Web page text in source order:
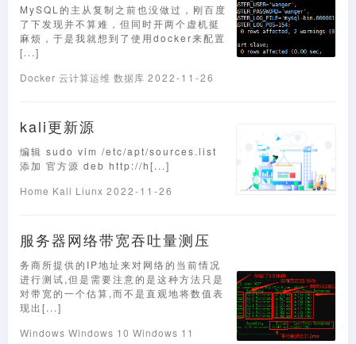
MySQL的主从复制之前也没做过，刚百度
了下发现并不算难，但同时开两个虚机挺
麻烦，于是我就想到了使用docker来配置
[...]
Docker 云计算运维 数据库 2022-11-26
kali更新源
编辑 sudo vim /etc/apt/sources.list
添加 官方源 deb http://h[...]
Home Kali Liunx 2022-11-26
服务器网络带宽吞吐量测压
务商所提供的IP地址来对网络的当前情况
进行测试,但是需要注意的是这种方法只是
对带宽的一个估算,而不是直观地将数值表
现出[...]
Windows Windows 10 Windows 11